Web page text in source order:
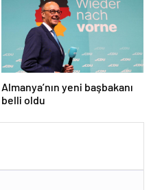
Almanya’nın yeni başbakanı
belli oldu